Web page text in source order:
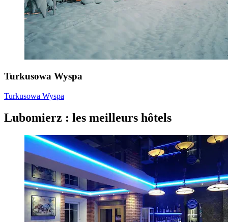
Turkusowa Wyspa
Turkusowa Wyspa
Lubomierz : les meilleurs hôtels